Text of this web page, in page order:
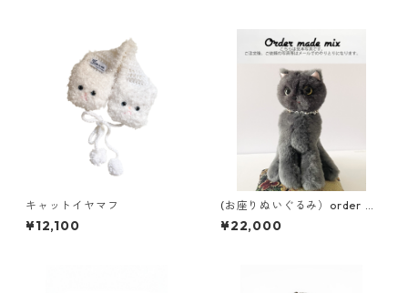
キャットイヤマフ
¥12,100
(お座りぬいぐるみ）order m
ade mix
¥22,000